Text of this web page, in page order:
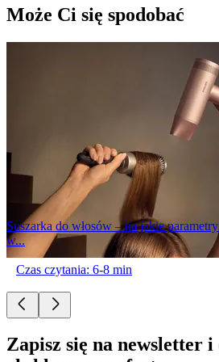
Może Ci się spodobać
Suszarka do włosów – na jakie
w...
Czas czytania: 6-8 min
Zapisz się na newsletter